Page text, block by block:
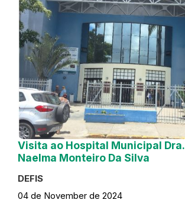
Visita ao Hospital Municipal Dra.
Naelma Monteiro Da Silva
DEFIS
04 de November de 2024